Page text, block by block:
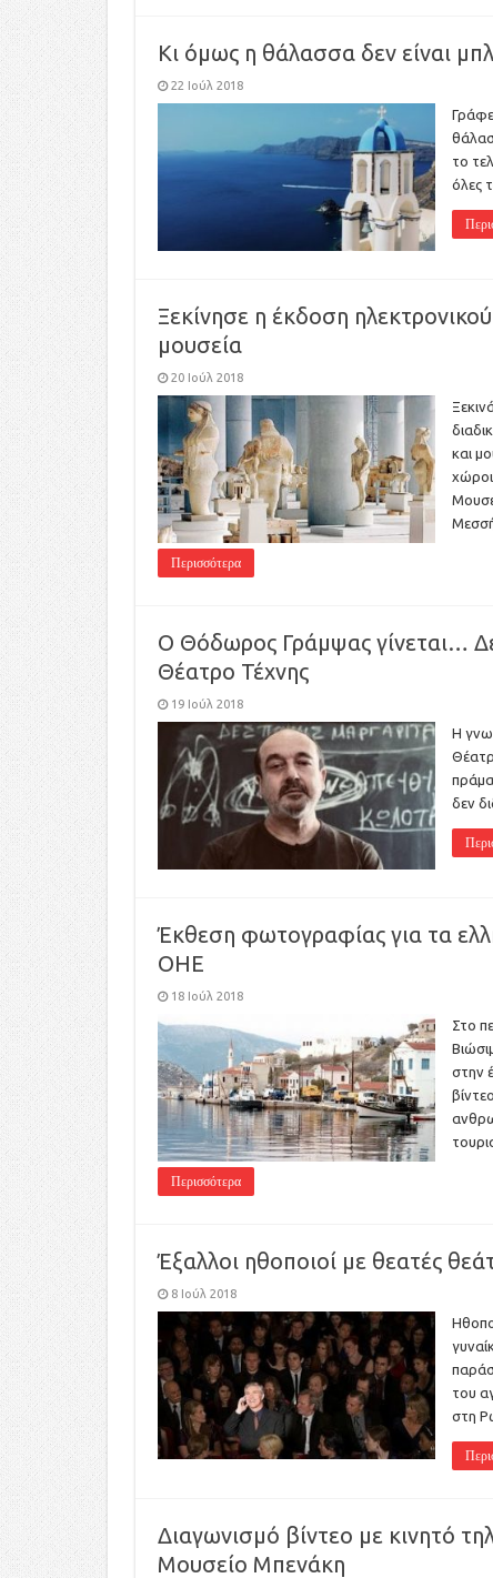
Κι όμως η θάλασσα δεν είναι
22 Ιούλ 2018
το
όλες
Ξεκίνησε η έκδοση
μουσεία
20 Ιούλ 2018
και
Περισσότερα
Ο Θόδωρος Γράμψας γίνεται…
Θέατρο Τέχνης
19 Ιούλ 2018
Η
δεν
Έκθεση φωτογραφίας για τα
ΟΗΕ
18 Ιούλ 2018
Στο
στην
Περισσότερα
Έξαλλοι ηθοποιοί με θεατές
8 Ιούλ 2018
του
στη
Διαγωνισμό βίντεο με κινητό
Μουσείο Μπενάκη